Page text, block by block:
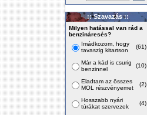
:: Szavazás ::
Milyen hatással van rád a
benzináresés?
Imádkozom, hogy
tavaszig kitartson
(61)
Már a kád is csurig
benzinnel
(10)
Eladtam az összes
MOL részvényemet
(2)
Hosszabb nyári
túrákat szervezek
(4)